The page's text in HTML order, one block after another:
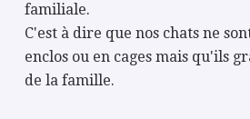
familiale.
C'est à dire que nos chats ne
enclos ou en cages mais qu'ils
de la famille.